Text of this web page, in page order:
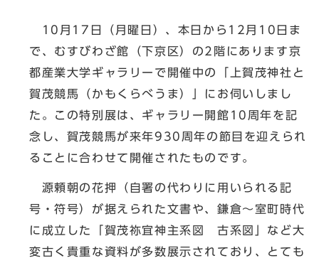
10月17日（月曜日）、本日から12月10日ま
で、むすびわざ館（下京区）の2階にあります京
都産業大学ギャラリーで開催中の「上賀茂神社と
賀茂競馬（かもくらべうま）」にお伺いしまし
た。この特別展は、ギャラリー開館10周年を記
念し、賀茂競馬が来年930周年の節目を迎えられ
ることに合わせて開催されたものです。
源頼朝の花押（自署の代わりに用いられる記
号・符号）が据えられた文書や、鎌倉～室町時代
に成立した「賀茂祢宜神主系図 古系図」など大
変古く貴重な資料が多数展示されており、とても